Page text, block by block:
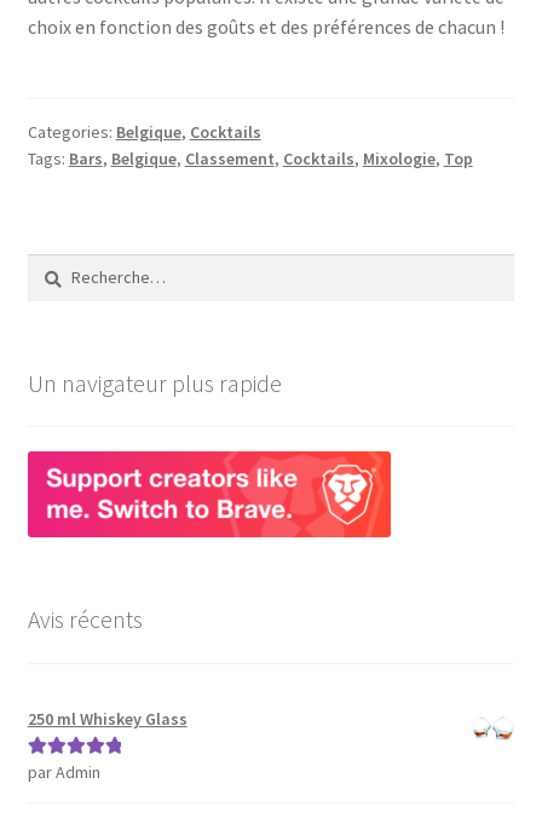
choix en fonction des goûts et des préférences de chacun !
Categories: Belgique, Cocktails
Tags: Bars, Belgique, Classement, Cocktails, Mixologie, Top
Un navigateur plus rapide
Avis récents
250 ml Whiskey Glass
Note5sur 5
par Admin